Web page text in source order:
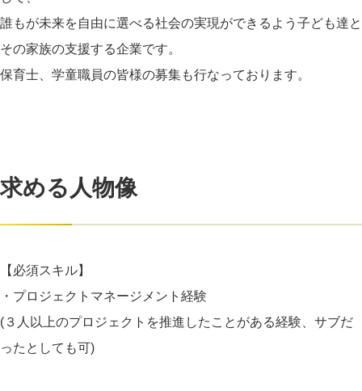
誰もが未来を自由に選べる社会の実現ができるよう子ども達と
その家族の支援する企業です。
保育士、学童職員の皆様の募集も行なっております。
求める人物像
【必須スキル】
・プロジェクトマネージメント経験
(３人以上のプロジェクトを推進したことがある経験、サブだ
ったとしても可)